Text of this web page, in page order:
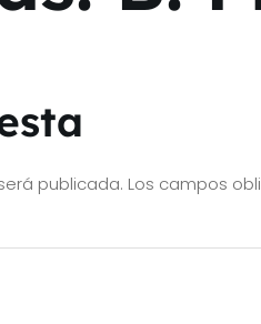
publicada. Los campos